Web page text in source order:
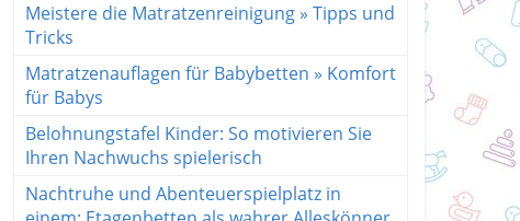
Meistere die Matratzenreinigung » Tipps und
Tricks
Matratzenauflagen für Babybetten » Komfort
für Babys
Belohnungstafel Kinder: So motivieren Sie
Ihren Nachwuchs spielerisch
Nachtruhe und Abenteuerspielplatz in